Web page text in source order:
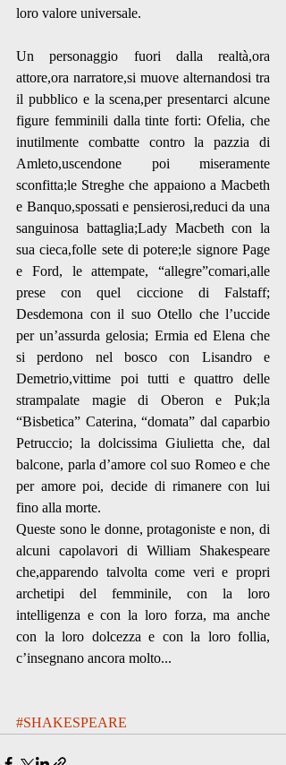
loro valore universale.
Un personaggio fuori dalla realtà,ora
attore,ora narratore,si muove alternandosi tra
il pubblico e la scena,per presentarci alcune
figure femminili dalla tinte forti: Ofelia, che
inutilmente combatte contro la pazzia di
Amleto,uscendone poi miseramente
sconfitta;le Streghe che appaiono a Macbeth
e Banquo,spossati e pensierosi,reduci da una
sanguinosa battaglia;Lady Macbeth con la
sua cieca,folle sete di potere;le signore Page
e Ford, le attempate, “allegre”comari,alle
prese con quel ciccione di Falstaff;
Desdemona con il suo Otello che l’uccide
per un’assurda gelosia; Ermia ed Elena che
si perdono nel bosco con Lisandro e
Demetrio,vittime poi tutti e quattro delle
strampalate magie di Oberon e Puk;la
“Bisbetica” Caterina, “domata” dal caparbio
Petruccio; la dolcissima Giulietta che, dal
balcone, parla d’amore col suo Romeo e che
per amore poi, decide di rimanere con lui
fino alla morte.
Queste sono le donne, protagoniste e non, di
alcuni capolavori di William Shakespeare
che,apparendo talvolta come veri e propri
archetipi del femminile, con la loro
intelligenza e con la loro forza, ma anche
con la loro dolcezza e con la loro follia,
c’insegnano ancora molto...
#SHAKESPEARE